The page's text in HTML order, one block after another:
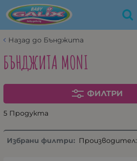
Назад до Бънджита
БЪНДЖИТА MONI
ФИЛТРИ
5 Продукта
Избрани филтри: Производител: